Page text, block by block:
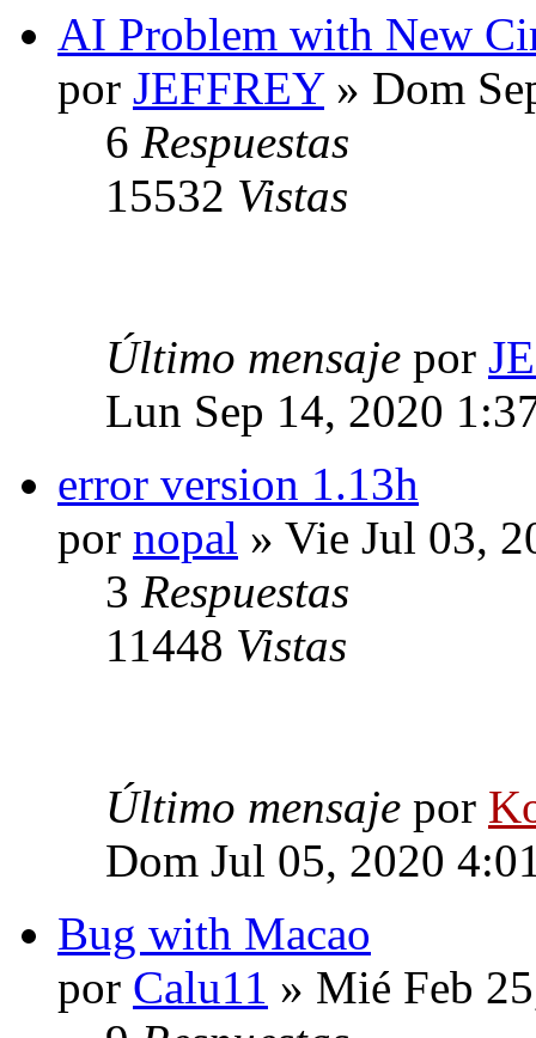
AI Problem with New
por JEFFREY» Dom
6 Respuestas
15532 Vistas
Último mensaje por
Lun Sep 14, 2020
error version 1.13h
por nopal » Vie Jul 03,
3 Respuestas
11448 Vistas
Último mensaje por
Dom Jul 05, 2020
Bug with Macao
por Calu11 » Mié Feb